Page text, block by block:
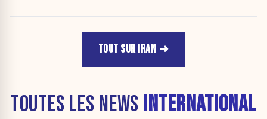
TOUT SUR IRAN
TOUTES LES NEWS INTERNATIONAL